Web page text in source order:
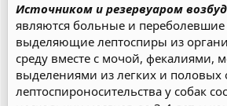
Источником и резервуаром
являются больные и
выделяющие лептоспиры из
среду вместе с мочой, фекалиями,
выделениями из легких и половых
лептоспироносительства у собак